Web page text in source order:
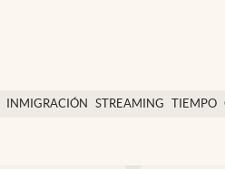
INMIGRACIÓN STREAMING TIEMPO